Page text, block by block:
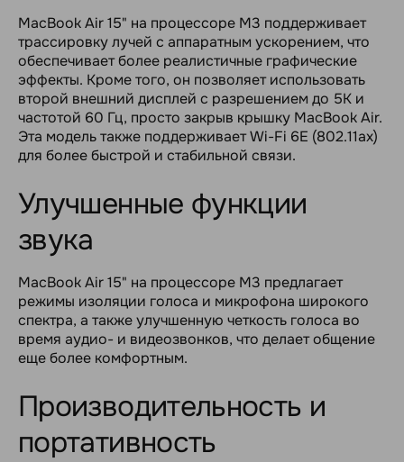
MacBook Air 15" на процессоре M3 поддерживает
трассировку лучей с аппаратным ускорением, что
обеспечивает более реалистичные графические
эффекты. Кроме того, он позволяет использовать
второй внешний дисплей с разрешением до 5K и
частотой 60 Гц, просто закрыв крышку MacBook Air.
Эта модель также поддерживает Wi-Fi 6E (802.11ax)
для более быстрой и стабильной связи.
Улучшенные функции
звука
MacBook Air 15" на процессоре M3 предлагает
режимы изоляции голоса и микрофона широкого
спектра, а также улучшенную четкость голоса во
время аудио- и видеозвонков, что делает общение
еще более комфортным.
Производительность и
портативность